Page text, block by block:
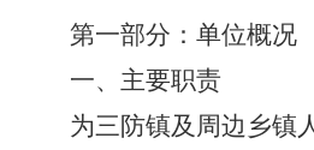
第一部分： 单位概况
一、 主要职责
为三防镇及周边乡镇